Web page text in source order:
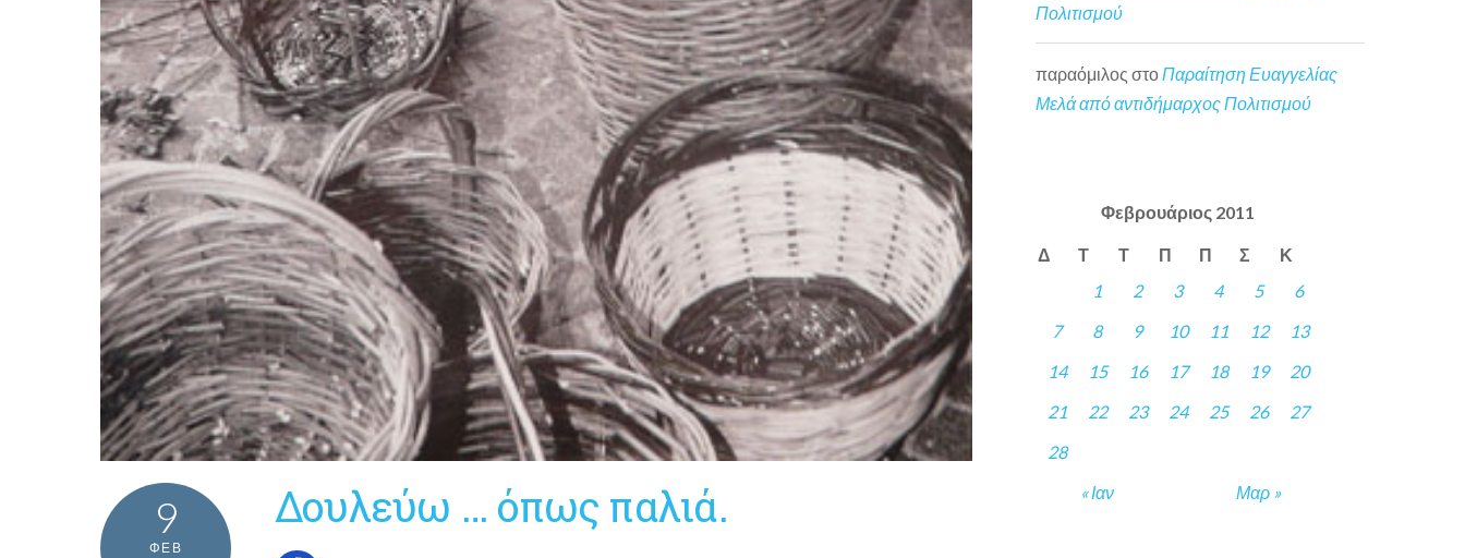
9
ΦΕΒ
Δουλεύω … όπως παλιά.
Πολιτισμού
παραόμιλος στο Παραίτηση Ευαγγελίας
Μελά από αντιδήμαρχος Πολιτισμού
Φεβρουάριος 2011
Δ Τ Τ Π Π Σ Κ
« Ιαν Μαρ »
1 2 3 4 5
6
7
8 9 10 11 12
13
14
15 16 17 18 19
20
21
22 23 24 25 26
27
28